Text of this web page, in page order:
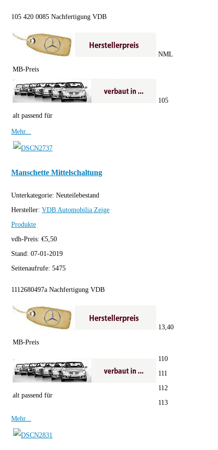
105 420 0085 Nachfertigung VDB
MB-Preis
NML
alt passend für
105
Mehr...
Manschette Mittelschaltung
Unterkategorie: Neuteilebestand
Hersteller: VDB Automobilia Zeige
Produkte
vdh-Preis: €5,50
Stand: 07-01-2019
Seitenaufrufe: 5475
1112680497a Nachfertigung VDB
MB-Preis
13,40
alt passend für
110
111
112
113
Mehr...